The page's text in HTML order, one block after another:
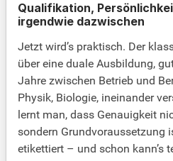
Qualifikation,
irgendwie dazwischen
Jetzt wird’s praktisch. Der
über eine duale Ausbildung,
Jahre zwischen Betrieb und
Physik, Biologie, ineinander
lernt man, dass Genauigkeit
sondern Grundvoraussetzung
etikettiert – und schon kann’s